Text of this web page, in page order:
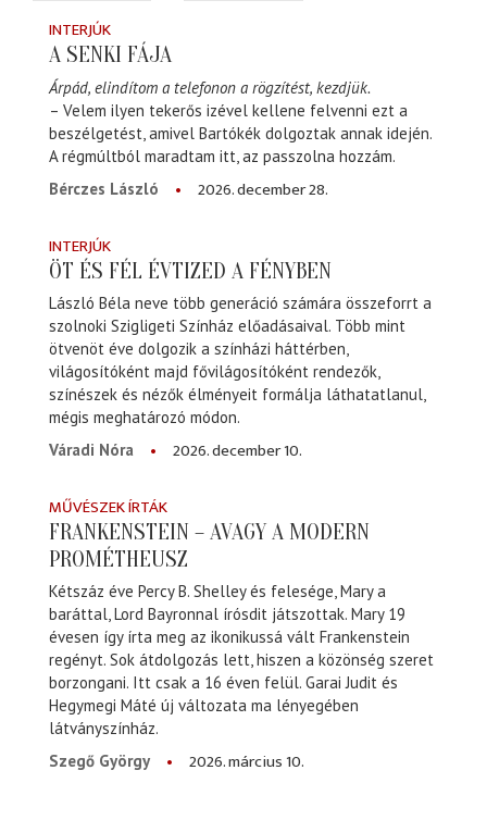
INTERJÚK
A SENKI FÁJA
Árpád, elindítom a telefonon a rögzítést, kezdjük.
– Velem ilyen tekerős izével kellene felvenni ezt a
beszélgetést, amivel Bartókék dolgoztak annak idején.
A régmúltból maradtam itt, az passzolna hozzám.
Bérczes László
2026. december 28.
INTERJÚK
ÖT ÉS FÉL ÉVTIZED A FÉNYBEN
László Béla neve több generáció számára összeforrt a
szolnoki Szigligeti Színház előadásaival. Több mint
ötvenöt éve dolgozik a színházi háttérben,
világosítóként majd fővilágosítóként rendezők,
színészek és nézők élményeit formálja láthatatlanul,
mégis meghatározó módon.
Váradi Nóra
2026. december 10.
MŰVÉSZEK ÍRTÁK
FRANKENSTEIN – AVAGY A MODERN
PROMÉTHEUSZ
Kétszáz éve Percy B. Shelley és felesége, Mary a
baráttal, Lord Bayronnal írósdit játszottak. Mary 19
évesen így írta meg az ikonikussá vált Frankenstein
regényt. Sok átdolgozás lett, hiszen a közönség szeret
borzongani. Itt csak a 16 éven felül. Garai Judit és
Hegymegi Máté új változata ma lényegében
látványszínház.
Szegő György
2026. március 10.